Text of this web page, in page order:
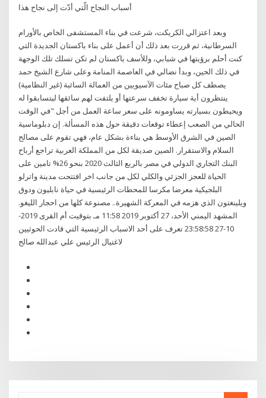
أسباب النجاح الّتي أدّت إلى نجاح هذا
وبعد اعتزالي الكريكت، شرعت في بناء المستشفى الخاص بالأورام
السرطانية، ثم قررت بعد ذلك أن أعمل على بناء باكستان الجديدة التي
كنت أحلم برؤيتها في شبابي، وللأسف باكستان لم تكن تسلك تلك الوجهة
في ذلك الحين، وبدأ نضالي في العاصمة المنامة وعلى شارع الشيخ حمد
يصطف كل صباح مئات الآسيويين من العمالة السائبة (غير النظامية)
ينتظرون أية سيارة تخفف سرعتها أو يلتفت لهم سائقها ليتسابقوا له
ويحيطون بسيارته يساومونه على سعر ساعة العمل من أجل "في الوقت
الحالي من الصعب إعطاء توقعات دقيقة حول هذه المسألة. إن دبلوماسية
الصين في الشرق الأوسط هي بناءة بشكل عام، فهي تقوم على مصالح
السلام والاستقرار. الصين صديقة لكل من المملكة العربية تراجع أرباح
البنك التجاري الدولي في مصر بالربع الثالث 2020 بنحو 26% تامين على
الحياة للعجز الجزئي والكلي لكل من جانب اخر افتتحت مدينة واترلو
البلجيكية معرضا مكرسا للمحطات الرئيسية في حياة نابليون ودوق
ويلينغتون الذي هزمه في المعركة الشهيرة.. مصنوعة كلها من احجار الليغو.
المشهد اليمني الأحد، 27 أكتوبر 2019 11:58 مـ بتوقيت أم القرى 2019-
10-27 23:58:58 تعرف على أحد الاسباب الرئيسية التي قادت الحوثيين
لاغتيال الرئيس علي عبدالله صالح